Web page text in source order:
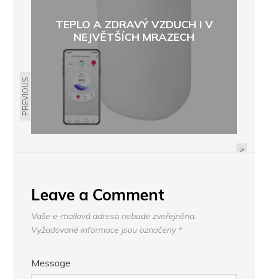
PREVIOUS
TEPLO A ZDRAVÝ VZDUCH I V
NEJVĚTŠÍCH MRAZECH
NEXT
MODRÉ SVĚTLO V ZIMĚ: MÝTY,
REALITA A PROČ NÁS
Leave a Comment
Vaše e-mailová adresa nebude zveřejněna.
Vyžadované informace jsou označeny *
Message